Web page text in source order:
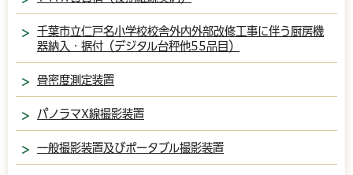
千葉市立仁戸名小学校校舎外内外部改修工事に伴う厨房機
器納入・据付（デジタル台秤他55品目）
骨密度測定装置
パノラマX線撮影装置
一般撮影装置及びポータブル撮影装置